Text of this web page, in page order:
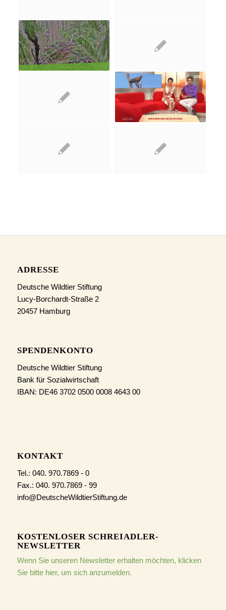
ADRESSE
Deutsche Wildtier Stiftung
Lucy-Borchardt-Straße 2
20457 Hamburg
SPENDENKONTO
Deutsche Wildtier Stiftung
Bank für Sozialwirtschaft
IBAN: DE46 3702 0500 0008 4643 00
KONTAKT
Tel.: 040. 970.7869 - 0
Fax.: 040. 970.7869 - 99
info@DeutscheWildtierStiftung.de
KOSTENLOSER SCHREIADLER-
NEWSLETTER
Wenn Sie unseren Newsletter erhalten möchten, klicken
Sie bitte hier, um sich anzumelden.